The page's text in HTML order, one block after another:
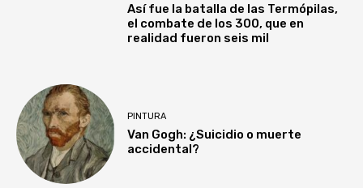
Así fue la batalla de las Termópilas,
el combate de los 300, que en
realidad fueron seis mil
PINTURA
Van Gogh: ¿Suicidio o muerte
accidental?